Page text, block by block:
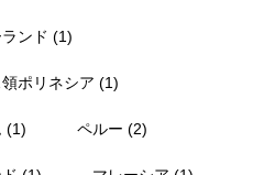
ンド (1)
ポリネシア (1)
(1) ペルー (2)